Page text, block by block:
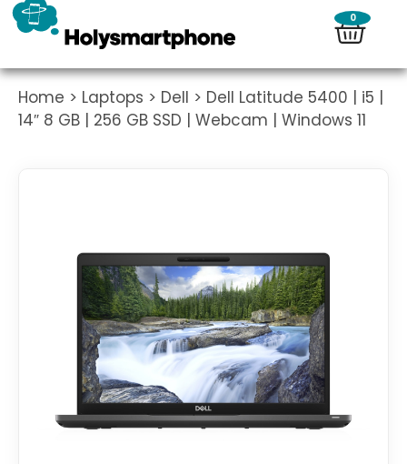
0
Home > Laptops > Dell > Dell Latitude 5400 | i5 |
14″ 8 GB | 256 GB SSD | Webcam | Windows 11